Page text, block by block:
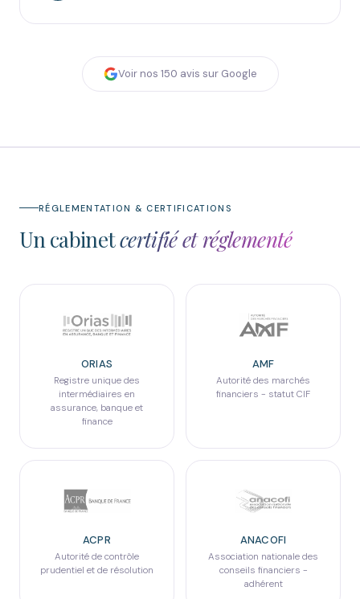
Voir nos 150 avis sur Google
RÉGLEMENTATION & CERTIFICATIONS
Un cabinetcertifié et réglementé
ORIAS
Registre unique des
intermédiaires en
assurance, banque et
finance
AMF
Autorité des marchés
financiers - statut CIF
ACPR
Autorité de contrôle
prudentiel et de résolution
ANACOFI
Association nationale des
conseils financiers -
adhérent